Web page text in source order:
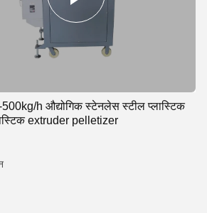
500kg/h औद्योगिक स्टेनलेस स्टील प्लास्टिक
extruder pelletizer